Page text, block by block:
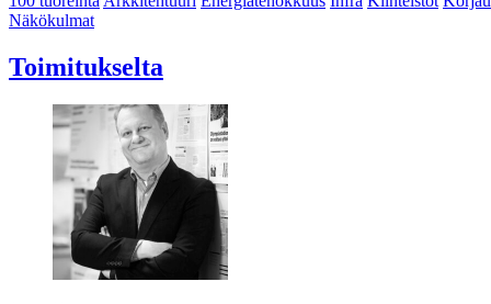
Näkökulmat
Toimitukselta